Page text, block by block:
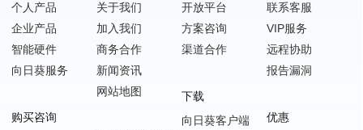
个人产品
企业产品
智能硬件
向日葵服务
购买咨询
关于我们
加入我们
商务合作
新闻资讯
网站地图
开放平台
方案咨询
渠道合作
下载
向日葵客户端
联系客服
VIP服务
远程协助
报告漏洞
优惠